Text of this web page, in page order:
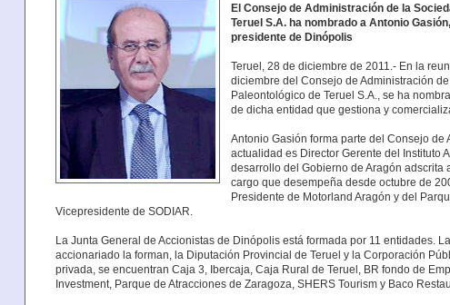
El Consejo de Administración de la
Teruel S.A. ha nombrado a Antonio
presidente de Dinópolis
Teruel, 28 de diciembre de 2011.- En la
diciembre del Consejo de Administración
Paleontológico de Teruel S.A., se ha
de dicha entidad que gestiona y
Antonio Gasión forma parte del Consejo
actualidad es Director Gerente del Instituto
desarrollo del Gobierno de Aragón adscrita
cargo que desempeña desde octubre de
Presidente de Motorland Aragón y del
Vicepresidente de SODIAR.
La Junta General de Accionistas de Dinópolis está formada por 11 entidades.
accionariado la forman, la Diputación Provincial de Teruel y la Corporación
privada, se encuentran Caja 3, Ibercaja, Caja Rural de Teruel, BR fondo de
Investment, Parque de Atracciones de Zaragoza, SHERS Tourism y Baco